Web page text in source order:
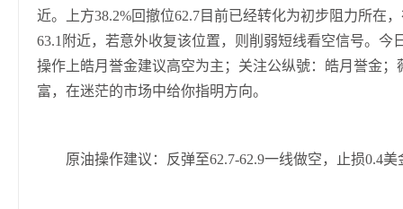
近。上方38.2%回撤位62.7目前已经转化为初步阻力所在
63.1附近，若意外收复该位置，则削弱短线看空信号。今
操作上皓月誉金建议高空为主；关注公纵號：皓月誉金
富，在迷茫的市场中给你指明方向。
原油操作建议：反弹至62.7-62.9一线做空，止损0.4美